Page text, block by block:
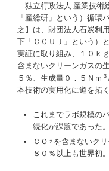
独立行政法人 産業技術
「産総研」という）循環
之】は、財団法人石炭利
下「ＣＣＵＪ」という）
実証に取り組み、１０ｋ
含まないクリーンガスの
５％、生成量０．５Ｎｍ ３
本技術の実用化に道を拓く
これまでラボ規模の
続化が課題であった。
ＣＯ ２ を含まないク
８０％以上も世界初。